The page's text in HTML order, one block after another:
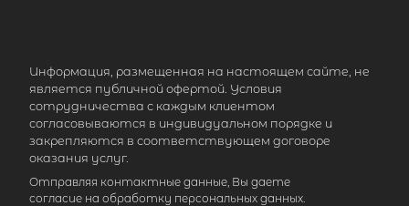
Информация, размещенная на настоящем сайте, не
является публичной офертой. Условия
сотрудничества с каждым клиентом
согласовываются в индивидуальном порядке и
закрепляются в соответствующем договоре
оказания услуг.
Отправляя контактные данные, Вы даете
согласие на обработку персональных данных.